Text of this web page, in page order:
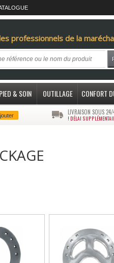
professionnels de la
& SOIN OUTILLAGE CONFORT
LIVRAISON SOUS
! DÉLAI